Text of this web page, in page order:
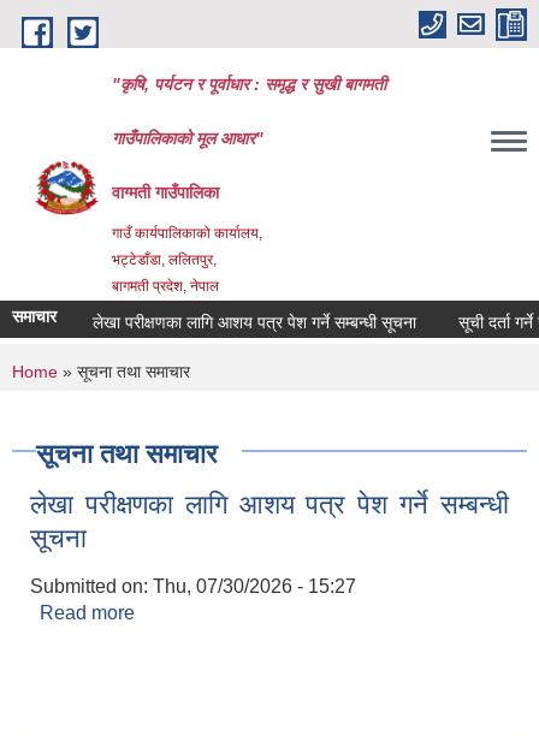
Skip to main content
"कृषि, पर्यटन र पूर्वाधार : समृद्ध र सुखी बागमती
गाउँपालिकाको मूल आधार"
वाग्मती गाउँपालिका
गाउँ कार्यपालिकाको कार्यालय,
भट्टेडाँडा, ललितपुर,
बागमती प्रदेश, नेपाल
समाचार लेखा परीक्षणका लागि आशय पत्र पेश गर्ने सम्बन्धी सूचना सूची दर्ता गर्ने
You are here
Home » सूचना तथा समाचार
सूचना तथा समाचार
लेखा परीक्षणका लागि आशय पत्र पेश गर्ने सम्बन्धी
सूचना
Submitted on: Thu, 07/30/2026 - 15:27
Read more